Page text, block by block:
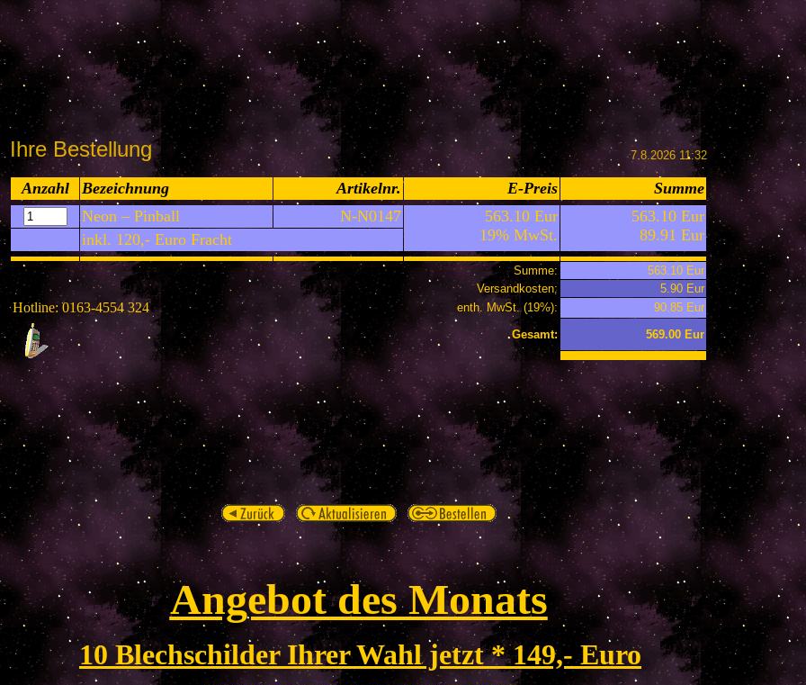
Ihre Bestellung 7.8.2026 11:32
Anzahl Bezeichnung Artikelnr. E-Preis
Summe
Neon – Pinball
N-N0147
563.10 Eur
19% MwSt.
563.10 Eur
89.91 Eur
inkl. 120,- Euro Fracht
Summe:
563.10 Eur
Versandkosten:
5.90 Eur
Hotline: 0163-4554 324 enth. MwSt. (19%):
90.85 Eur
Gesamt:
569.00 Eur
Angebot des Monats
10 Blechschilder Ihrer Wahl jetzt * 149,- Euro